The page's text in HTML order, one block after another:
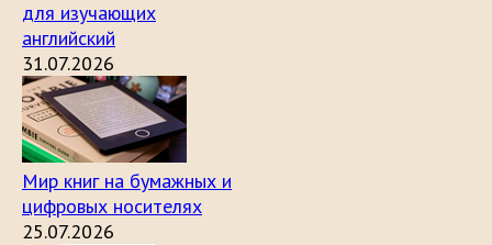
для изучающих
английский
31.07.2026
Мир книг на бумажных и
цифровых носителях
25.07.2026